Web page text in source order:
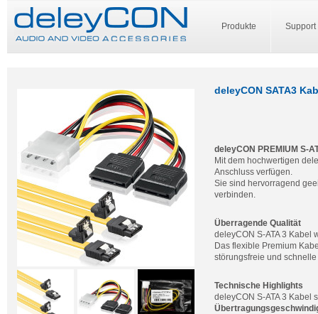
Produkte Support
deleyCON SATA3
deleyCON PREMIUM S-
Mit dem hochwertigen
Anschluss verfügen.
Sie sind hervorragend
verbinden.
Überragende Qualität
deleyCON S-ATA 3 Kabel
Das flexible Premium
störungsfreie und
Technische Highlights
deleyCON S-ATA 3 Kabel